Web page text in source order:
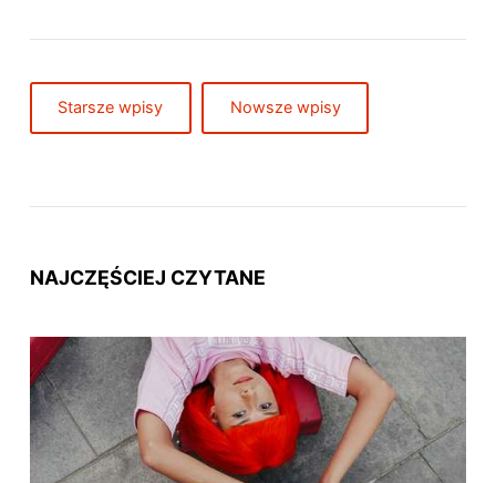
Starsze wpisy Nowsze wpisy
NAJCZĘŚCIEJ CZYTANE